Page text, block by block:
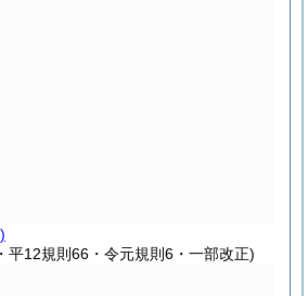
平12規則66・令元規則6・一部改正)